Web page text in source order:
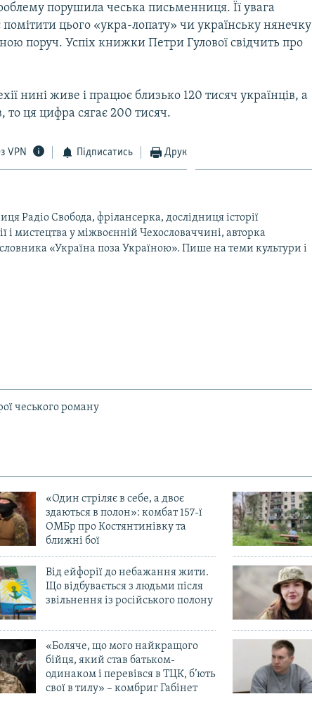
порушила чеська письменниця. Її увага
цього «укра-лопату» чи українську нянечку
поруч. Успіх книжки Петри Гулової свідчить про
нині живе і працює близько 120 тисяч українців, а
то ця цифра сягає 200 тисяч.
VPN Підписатись Друк
Радіо Свобода, фрілансерка, дослідниця історії
і мистецтва у міжвоєнній Чехословаччині, авторка
«Україна поза Україною». Пише на теми культури і
чеського роману
«Один стріляє в себе, а двоє
здаються в полон»: комбат 157-ї
ОМБр про Костянтинівку та
ближні бої
Від ейфорії до небажання жити.
Що відбувається з людьми після
звільнення із російського полону
«Боляче, що мого найкращого
бійця, який став батьком-
одинаком і перевівся в ТЦК, б’ють
свої в тилу» – комбриг Габінет